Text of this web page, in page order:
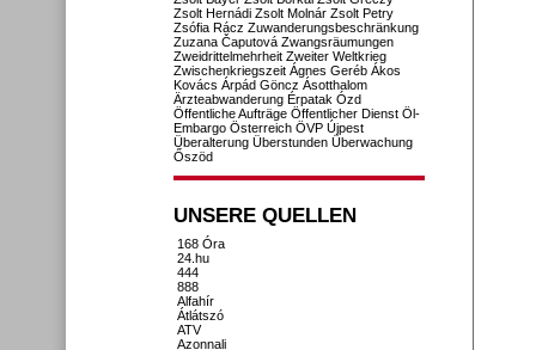
Zsolt Hernádi Zsolt Molnár Zsolt Petry
Zsófia Rácz Zuwanderungsbeschränkung
Zuzana Čaputová Zwangsräumungen
Zweidrittelmehrheit Zweiter Weltkrieg
Zwischenkriegszeit Ágnes Geréb Ákos
Kovács Árpád Göncz Ásotthalom
Ärzteabwanderung Érpatak Ózd
Öffentliche Aufträge Öffentlicher Dienst Öl-
Embargo Österreich ÖVP Újpest
Überalterung Überstunden Überwachung
Őszöd
UNSERE QUELLEN
168 Óra
24.hu
444
888
Alfahír
Átlátszó
ATV
Azonnali